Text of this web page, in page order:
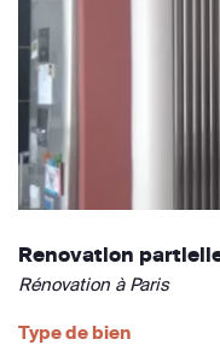
Renovation
Rénovation à Paris
Type de bien